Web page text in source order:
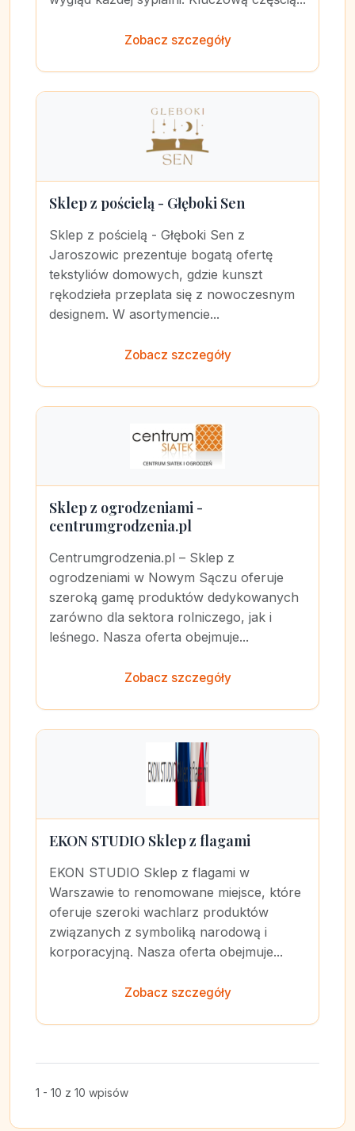
Zobacz szczegóły
Sklep z pościelą - Głęboki Sen
Sklep z pościelą - Głęboki Sen z
Jaroszowic prezentuje bogatą ofertę
tekstyliów domowych, gdzie kunszt
rękodzieła przeplata się z nowoczesnym
designem. W asortymencie...
Zobacz szczegóły
Sklep z ogrodzeniami -
centrumgrodzenia.pl
Centrumgrodzenia.pl – Sklep z
ogrodzeniami w Nowym Sączu oferuje
szeroką gamę produktów dedykowanych
zarówno dla sektora rolniczego, jak i
leśnego. Nasza oferta obejmuje...
Zobacz szczegóły
EKON STUDIO Sklep z flagami
EKON STUDIO Sklep z flagami w
Warszawie to renomowane miejsce, które
oferuje szeroki wachlarz produktów
związanych z symboliką narodową i
korporacyjną. Nasza oferta obejmuje...
Zobacz szczegóły
1 - 10 z 10 wpisów